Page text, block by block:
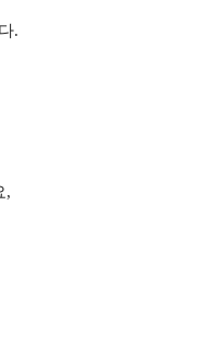
.
,